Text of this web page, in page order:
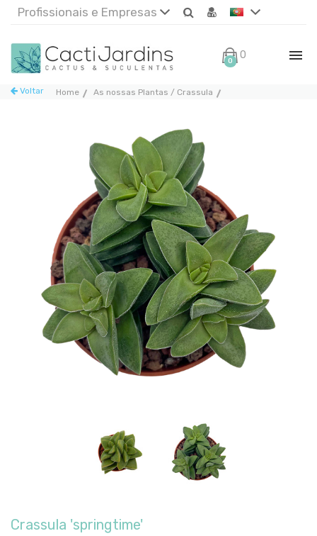
Profissionais e Empresas
0 0€
Home As nossas Plantas / Crassula
Voltar
Crassula 'springtime'